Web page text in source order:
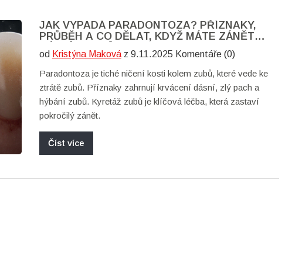
JAK VYPADÁ PARADONTOZA? PŘÍZNAKY,
PRŮBĚH A CO DĚLAT, KDYŽ MÁTE ZÁNĚT
DÁSNÍ A ZUBŮ
od Kristýna Makováz 9.11.2025 Komentáře (0)
Paradontoza je tiché ničení kosti kolem zubů, které vede ke
ztrátě zubů. Příznaky zahrnují krvácení dásní, zlý pach a
hýbání zubů. Kyretáž zubů je klíčová léčba, která zastaví
pokročilý zánět.
Číst více